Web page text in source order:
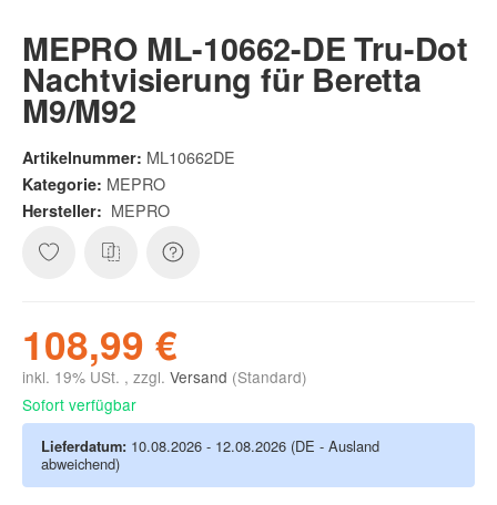
MEPRO ML-10662-DE Tru-Dot
Nachtvisierung für Beretta
M9/M92
Artikelnummer: ML10662DE
Kategorie: MEPRO
Hersteller: MEPRO
108,99 €
inkl. 19% USt. , zzgl. Versand (Standard)
Sofort verfügbar
Lieferdatum: 10.08.2026 - 12.08.2026 (DE - Ausland
abweichend)